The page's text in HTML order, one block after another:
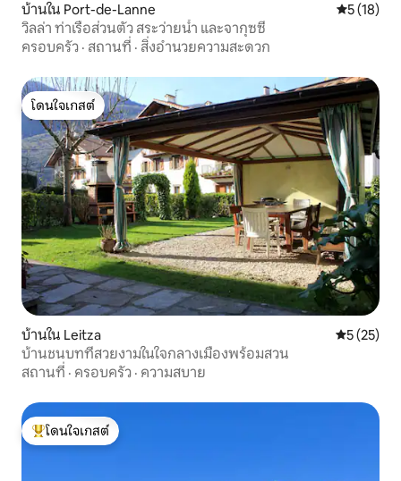
บ้านใน Port-de-Lanne คะแนนเฉลี่
5 (18)
วิลล่า ท่าเรือส่วนตัว สระว่ายน้ำ และจากุซซี่
ครอบครัว · สถานที่ · สิ่งอำนวยความสะดวก
โดนใจเกสต์
โดนใจเกสต์
บ้านใน Leitza คะแนนเฉลี่
5 (25)
บ้านชนบทที่สวยงามในใจกลางเมืองพร้อมสวน
สถานที่ · ครอบครัว · ความสบาย
โดนใจเกสต์ที่สุด
โดนใจเกสต์